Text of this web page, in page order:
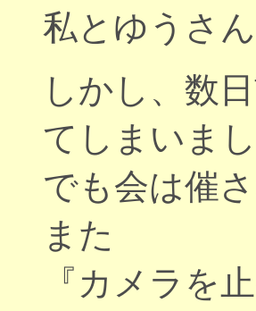
私とゆうさ
しかし、数
てしまいまし
でも会は催
また
『カメラを